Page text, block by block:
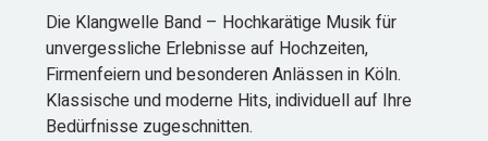
Die Klangwelle Band – Hochkarätige Musik für
unvergessliche Erlebnisse auf Hochzeiten,
Firmenfeiern und besonderen Anlässen in Köln.
Klassische und moderne Hits, individuell auf Ihre
Bedürfnisse zugeschnitten.